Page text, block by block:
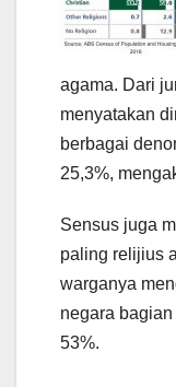
agama. Dari
menyatakan
berbagai
25,3%,
Sensus juga
paling relijius
warganya
negara
53%.